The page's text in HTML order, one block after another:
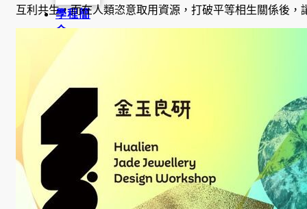
學程簡
介
師資陣
課程資
訊
招生資
訊
互利共生，而在人類恣意取用資源，打破平等相生關係後